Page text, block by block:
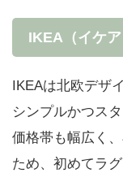
IKEA（イケア
IKEAは北欧デザ
シンプルかつス
価格帯も幅広く
ため、初めてラ